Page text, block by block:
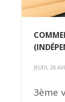
JEUDI, 28
3ème